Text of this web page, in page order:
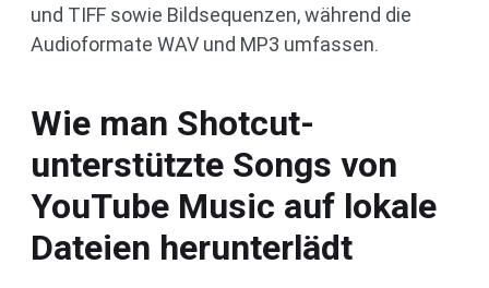
und TIFF sowie Bildsequenzen, während die
Audioformate WAV und MP3 umfassen.
Wie man Shotcut-
unterstützte Songs von
YouTube Music auf lokale
Dateien herunterlädt